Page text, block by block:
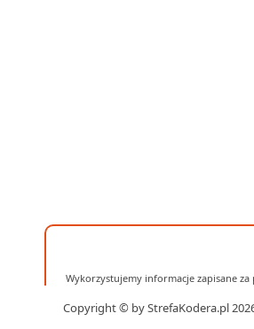
Wykorzystujemy informacje zapisane
Copyright © by StrefaKodera.pl